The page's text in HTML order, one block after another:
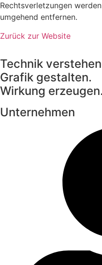
Rechtsverletzungen
umgehend entfernen.
Zurück zur Website
Technik
Grafik gestalten.
Wirkung erzeugen.
Unternehmen